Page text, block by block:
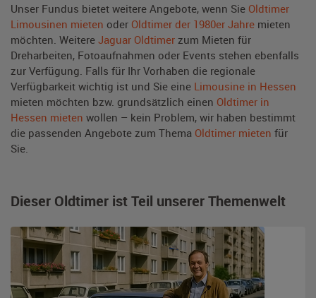
Unser Fundus bietet weitere Angebote, wenn Sie Oldtimer
Limousinen mieten oder Oldtimer der 1980er Jahre mieten
möchten. Weitere Jaguar Oldtimer zum Mieten für
Dreharbeiten, Fotoaufnahmen oder Events stehen ebenfalls
zur Verfügung. Falls für Ihr Vorhaben die regionale
Verfügbarkeit wichtig ist und Sie eine Limousine in Hessen
mieten möchten bzw. grundsätzlich einen Oldtimer in
Hessen mieten wollen – kein Problem, wir haben bestimmt
die passenden Angebote zum Thema Oldtimer mieten für
Sie.
Dieser Oldtimer ist Teil unserer Themenwelt